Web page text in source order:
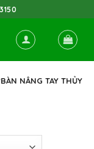
NÂNG TAY THỦY